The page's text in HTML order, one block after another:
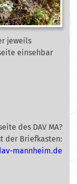
jeweils
einsehbar
des DAV MA?
der Briefkasten:
mannheim.de